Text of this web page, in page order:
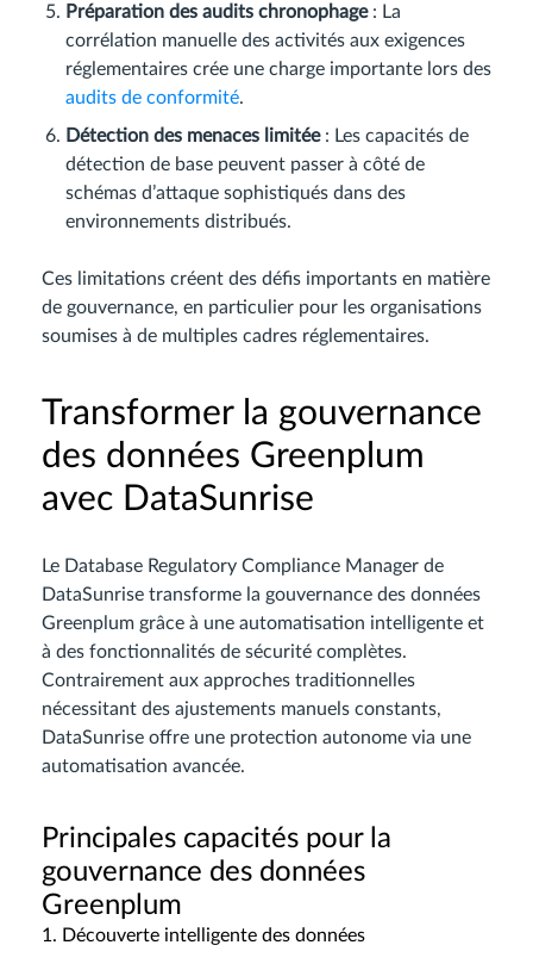
Préparation des audits chronophage: La
corrélation manuelle des activités aux exigences
réglementaires crée une charge importante lors des
audits de conformité.
Détection des menaces limitée: Les capacités de
détection de base peuvent passer à côté de
schémas d’attaque sophistiqués dans des
environnements distribués.
Ces limitations créent des défis importants en matière
de gouvernance, en particulier pour les organisations
soumises à de multiples cadres réglementaires.
Transformer la gouvernance
des données Greenplum
avec DataSunrise
Le Database Regulatory Compliance Manager de
DataSunrise transforme la gouvernance des données
Greenplum grâce à une automatisation intelligente et
à des fonctionnalités de sécurité complètes.
Contrairement aux approches traditionnelles
nécessitant des ajustements manuels constants,
DataSunrise offre une protection autonome via une
automatisation avancée.
Principales capacités pour la
gouvernance des données
Greenplum
1. Découverte intelligente des données